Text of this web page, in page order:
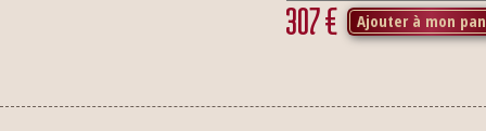
307€ Ajouter à mon